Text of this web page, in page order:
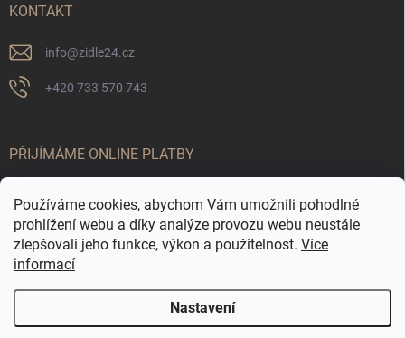
Používáme cookies, abychom Vám umožnili pohodlné
prohlížení webu a díky analýze provozu webu neustále
zlepšovali jeho funkce, výkon a použitelnost. Více
informací
Nastavení
KONTAKT
info@zidle24.cz
+420 733 570 743
PŘIJÍMÁME ONLINE PLATBY